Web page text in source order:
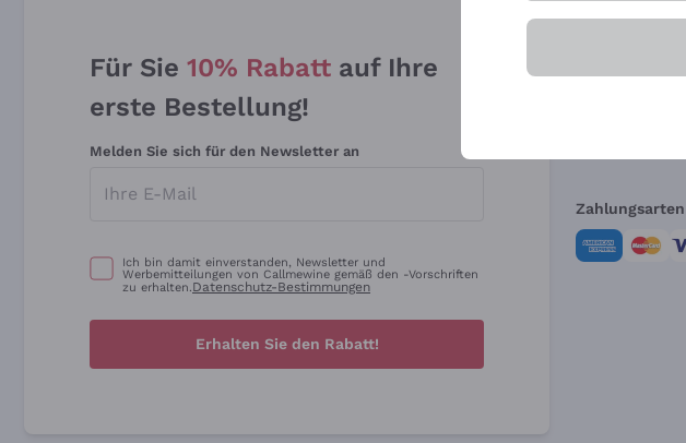
Für Sie 10% Rabatt auf Ihre
erste Bestellung!
Melden Sie sich für den Newsletter an
Ich bin damit einverstanden, Newsletter und
Werbemitteilungen von Callmewine gemäß den -Vorschriften
zu erhalten.Datenschutz-Bestimmungen
Erhalten Sie den Rabatt!
Die Firma
Zahlungsarten